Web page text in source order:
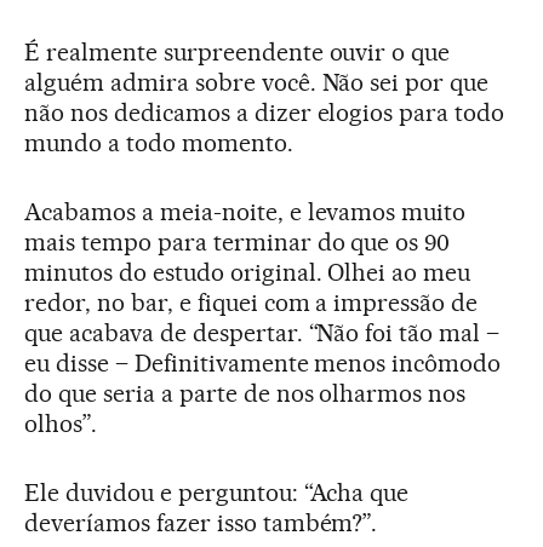
É realmente surpreendente ouvir o que
alguém admira sobre você. Não sei por que
não nos dedicamos a dizer elogios para todo
mundo a todo momento.
Acabamos a meia-noite, e levamos muito
mais tempo para terminar do que os 90
minutos do estudo original. Olhei ao meu
redor, no bar, e fiquei com a impressão de
que acabava de despertar. “Não foi tão mal –
eu disse – Definitivamente menos incômodo
do que seria a parte de nos olharmos nos
olhos”.
Ele duvidou e perguntou: “Acha que
deveríamos fazer isso também?”.